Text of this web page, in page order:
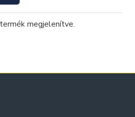
megjelenítve.